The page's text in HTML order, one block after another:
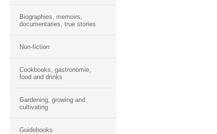
Biographies, memoirs,
documentaries, true stories
Non-fiction
Cookbooks, gastronomie,
food and drinks
Gardening, growing and
cultivating
Guidebooks